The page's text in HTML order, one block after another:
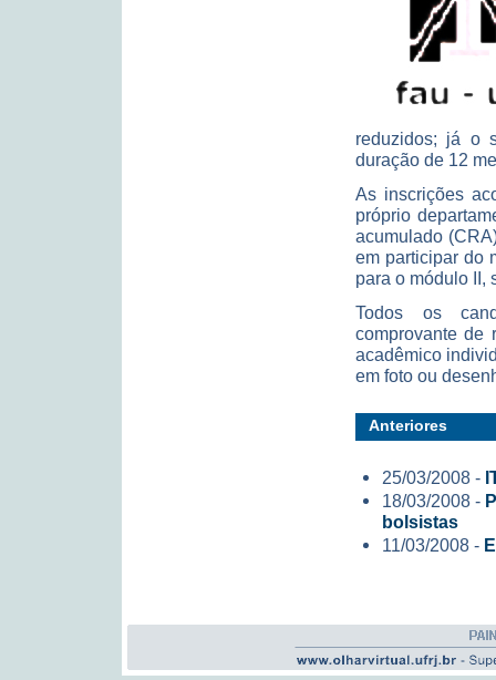
reduzidos; já o
duração de 12
As inscrições
próprio
acumulado
em participar do
para o módulo II,
Todos os
comprovante de
acadêmico
em foto ou
Anteriores
25/03/2008 -
18/03/2008 -
bolsistas
11/03/2008 -